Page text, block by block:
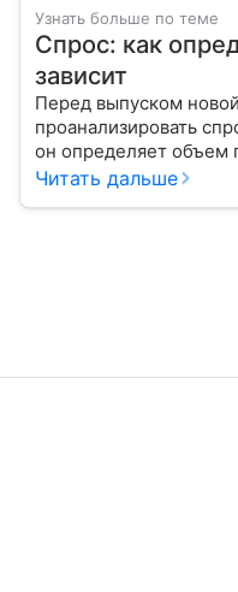
Узнать больше по теме
Спрос: как
зависит
Перед выпуском
проанализировать
он определяет объем
С помощью эксперта
Читать дальше